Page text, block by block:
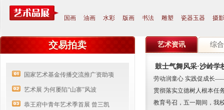
国画 油画 水彩 版画 书法 雕塑 瓷器玉器 摄影
交易拍卖
国家艺术基金传播交流推广资助项
艺术展 为何屡陷“山寨”风波
恭王府中青年艺术季首展 曾三凯
艺术资讯 综
鼓士气舞风采·沙岭学
劳动润童心 实践促成长
贯彻落实立德树人根本任
教育号召，五一期间，我